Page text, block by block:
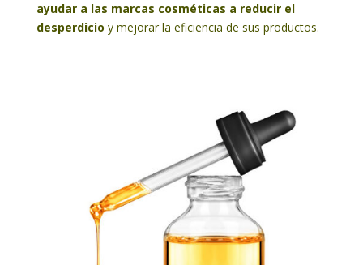
ayudar a las marcas cosméticas a reducir el
desperdicio y mejorar la eficiencia de sus productos.